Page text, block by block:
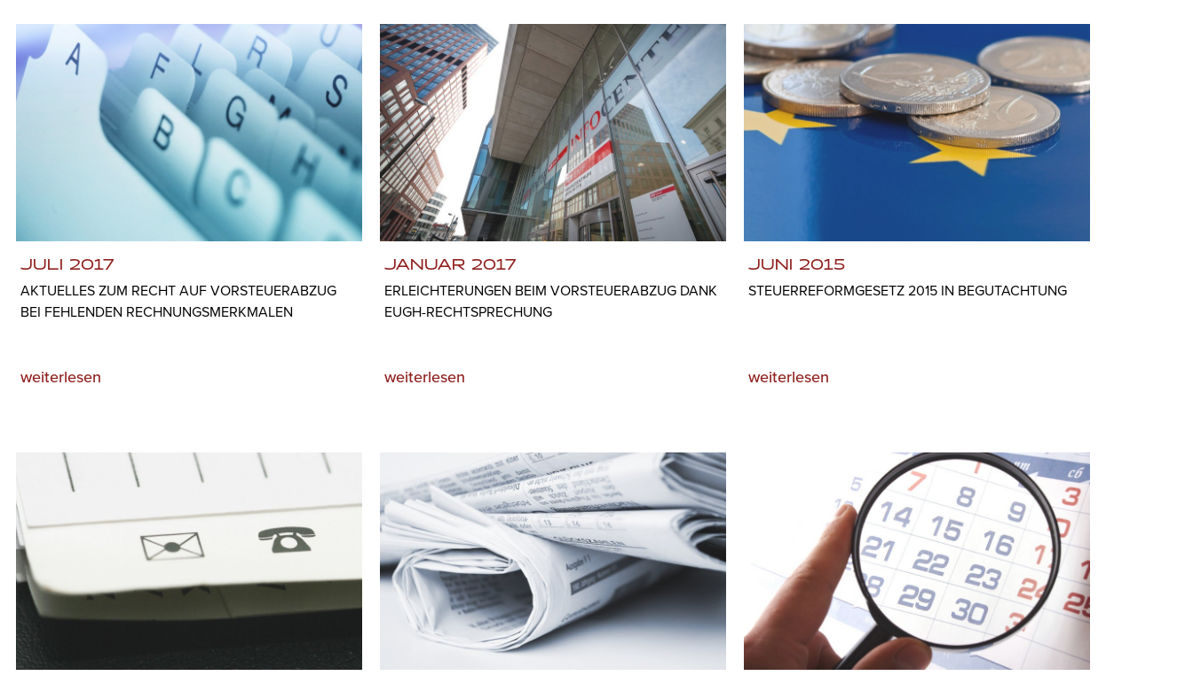
JULI 2017
AKTUELLES ZUM RECHT AUF VORSTEUERABZUG
BEI FEHLENDEN RECHNUNGSMERKMALEN
weiterlesen
JANUAR 2017
ERLEICHTERUNGEN BEIM VORSTEUERABZUG DANK
EUGH-RECHTSPRECHUNG
weiterlesen
JUNI 2015
STEUERREFORMGESETZ 2015 IN BEGUTACHTUNG
weiterlesen